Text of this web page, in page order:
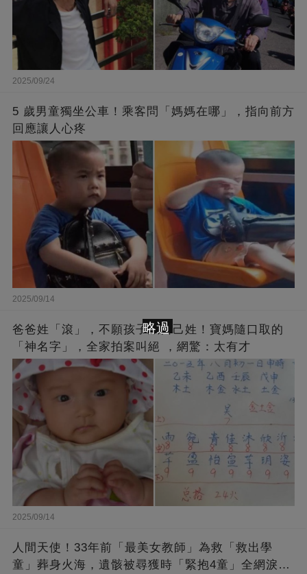
2025/09/24
5 歲男童獨坐公車！乘客問「媽媽在哪」，指向前方
回應讓人心疼
2025/09/14
爸爸姓「滾」，不願孩子跟自己姓！寶媽隨口取的
「神名字」，全家拍案叫絕 ，網驚：太有才
2025/09/14
人間天使！33年前「最美女教師」為救「救出學
童」葬身火海，遺骸被尋獲時「緊抱4童」全網淚
略過